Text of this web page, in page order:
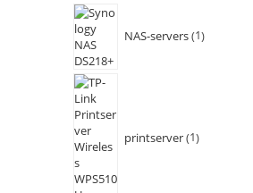
NAS-servers 1
printserver 1